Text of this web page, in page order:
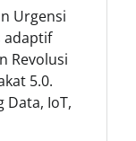
Urgensi
adaptif
Revolusi
5.0.
Data, IoT,